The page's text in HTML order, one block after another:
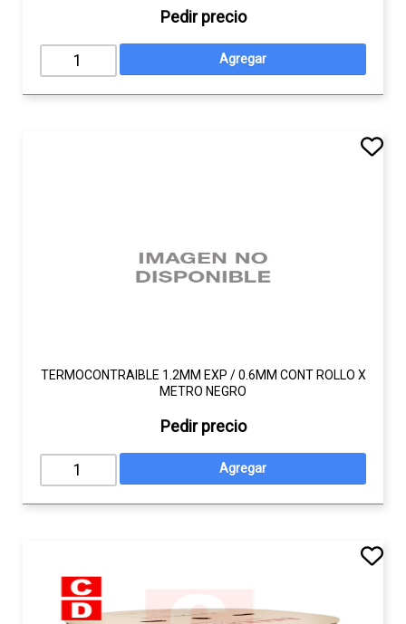
Pedir precio
TERMOCONTRAIBLE 1.2MM EXP / 0.6MM CONT ROLLO X
METRO NEGRO
Pedir precio